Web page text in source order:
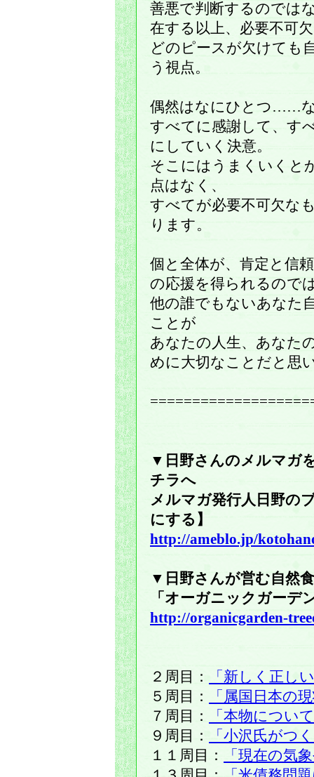
善悪で判断するのでは
在する以上、必要不可
どのピースが欠けても
う視点。
偶然はなにひとつ……
すべてに感謝して、す
にしていく決意。
そこにはうまくいくと
点はなく、
すべてが必要不可欠な
ります。
個と全体が、肯定と信
の応援を得られるので
他の誰でもないあなた
ことが
あなたの人生、あなた
めに大切なことだと思
▼日野さんのメルマガ
チラへ
メルマガ発行人日野の
にする】
http://ameblo.jp/
▼日野さんが営む自然
「オーガニックガーデ
http://organicgarden-
２周目：
「新しく正し
５周目：
「属国日本の
７周目：
「本物につい
９周目：
「小沢氏がつ
１１周目：
「現在の気